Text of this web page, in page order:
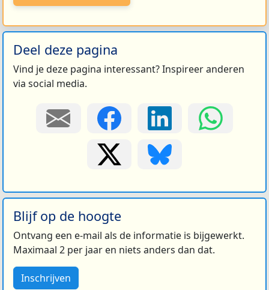
Deel deze pagina
Vind je deze pagina interessant? Inspireer anderen
via social media.
Blijf op de hoogte
Ontvang een e-mail als de informatie is bijgewerkt.
Maximaal 2 per jaar en niets anders dan dat.
Inschrijven